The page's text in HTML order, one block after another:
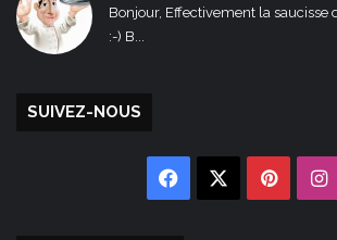
Bonjour, Effectivement la saucisse
:-) B...
SUIVEZ-NOUS
Facebook